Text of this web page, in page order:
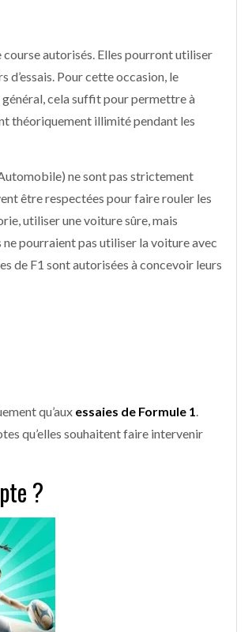
course autorisés. Elles pourront utiliser
d’essais. Pour cette occasion, le
cela suffit pour permettre à
théoriquement illimité pendant les
ne sont pas strictement
être respectées pour faire rouler les
utiliser une voiture sûre, mais
ne pourraient pas utiliser la voiture avec
de F1 sont autorisées à concevoir leurs
qu’aux essaies de Formule 1
qu’elles souhaitent faire intervenir
?